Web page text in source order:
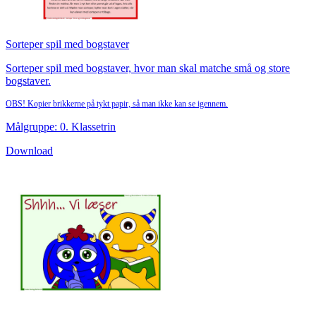
Sorteper spil med bogstaver
Sorteper spil med bogstaver, hvor man skal matche små og store
bogstaver.
OBS! Kopier brikkerne på tykt papir, så man ikke kan se igennem.
Målgruppe: 0. Klassetrin
Download